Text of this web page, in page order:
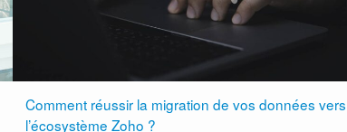
Comment réussir la migration de vos données vers
l’écosystème Zoho ?